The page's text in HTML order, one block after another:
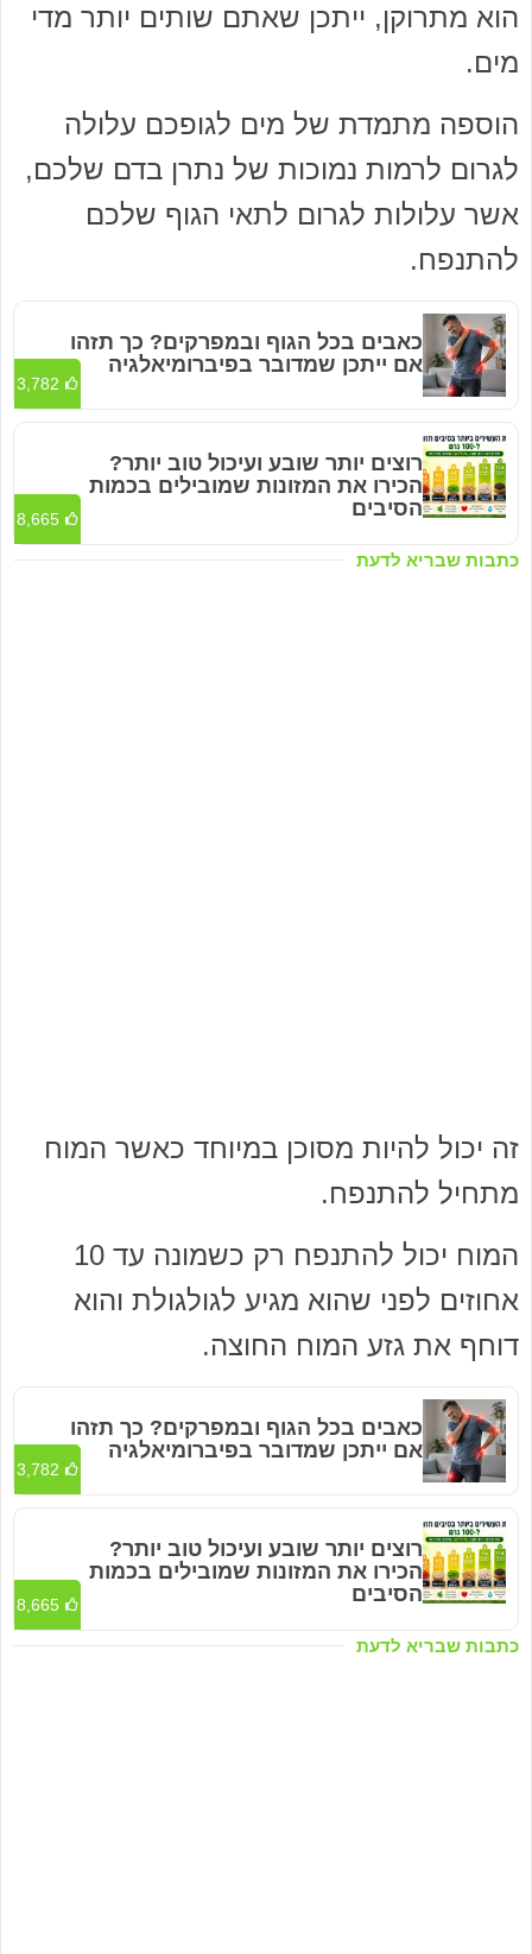
הוא מתרוקן, ייתכן שאתם שותים יותר מדי
מים.
הוספה מתמדת של מים לגופכם עלולה
לגרום לרמות נמוכות של נתרן בדם שלכם,
אשר עלולות לגרום לתאי הגוף שלכם
להתנפח.
כתבות שבריא לדעת
כאבים בכל הגוף ובמפרקים? כך תזהו
אם ייתכן שמדובר בפיברומיאלגיה
3,782
רוצים יותר שובע ועיכול טוב יותר?
הכירו את המזונות שמובילים בכמות
הסיבים
8,665
זה יכול להיות מסוכן במיוחד כאשר המוח
מתחיל להתנפח.
המוח יכול להתנפח רק כשמונה עד 10
אחוזים לפני שהוא מגיע לגולגולת והוא
דוחף את גזע המוח החוצה.
כתבות שבריא לדעת
כאבים בכל הגוף ובמפרקים? כך תזהו
אם ייתכן שמדובר בפיברומיאלגיה
3,782
רוצים יותר שובע ועיכול טוב יותר?
הכירו את המזונות שמובילים בכמות
הסיבים
8,665